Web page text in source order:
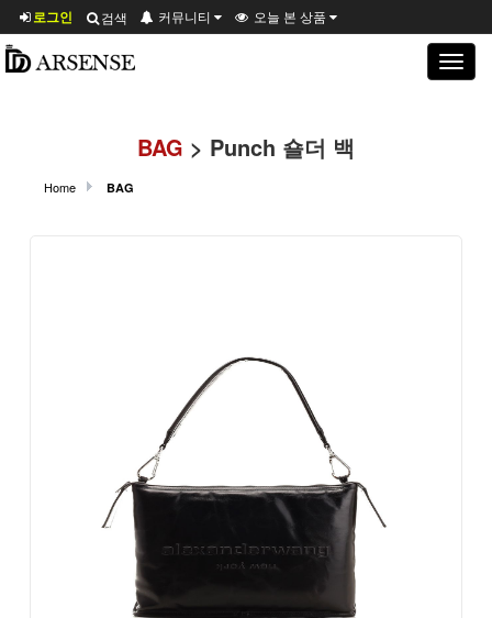
로그인 검색 커뮤니티 오늘 본 상품
Toggle
BAG > Punch 숄더 백
Home BAG